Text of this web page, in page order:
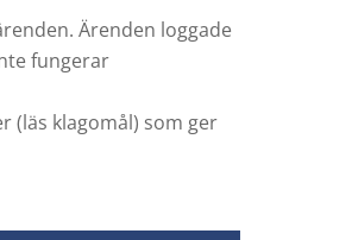
Ärenden loggade
fungerar
(läs klagomål) som ger